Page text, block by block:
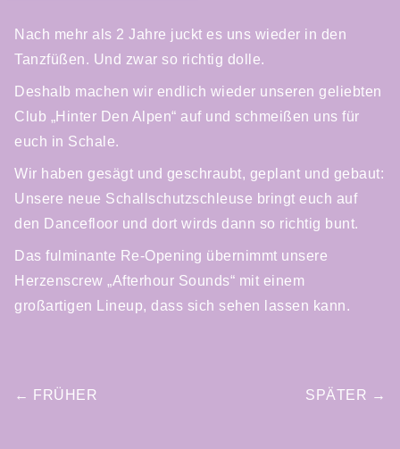
Nach mehr als 2 Jahre juckt es uns wieder in den
Tanzfüßen. Und zwar so richtig dolle.
Deshalb machen wir endlich wieder unseren geliebten
Club „Hinter Den Alpen“ auf und schmeißen uns für
euch in Schale.
Wir haben gesägt und geschraubt, geplant und gebaut:
Unsere neue Schallschutzschleuse bringt euch auf
den Dancefloor und dort wirds dann so richtig bunt.
Das fulminante Re-Opening übernimmt unsere
Herzenscrew „Afterhour Sounds“ mit einem
großartigen Lineup, dass sich sehen lassen kann.
POST
← FRÜHER SPÄTER →